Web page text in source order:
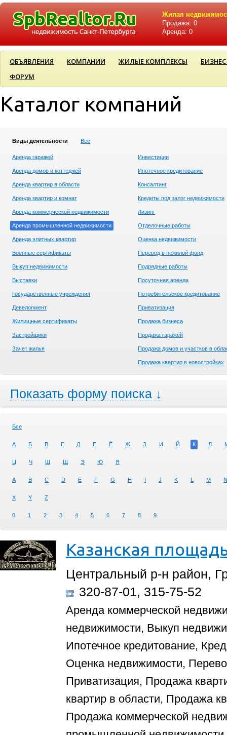
Жилая
Продажа: 0
Аренда: 0
ОБЪЯВЛЕНИЯ КОМПАНИИ ЖИЛЫЕ КОМПЛЕКСЫ
ФОРУМ
Каталог компаний
Виды деятельности Все
Аренда гаражей
Аренда домов и коттеджей
Аренда квартир в области
Аренда квартир и комнат
Аренда коммерческой недвижимости
Аренда промышленной недвижимости
Аренда элитных квартир
Военные сертификаты
Выкуп недвижимости
Выставки
Государственные учреждения
Девелопмент
Жилищные сертификаты
Застройщики
Зачет жилья
Инвестиции
Ипотечное кредитование
Консалтинг
Кредиты под залог недвижимости
Лизинг
Отделочные работы
Оценка недвижимости
Перевод в нежилой фонд
Подрядные работы
Посуточная аренда
Потребительское кредитование
Приватизация
Продажа бизнеса
Продажа гаражей
Продажа домов и участков в
Продажа квартир в новостройках
Показать форму поиска ↓
Все
А Б В Г Д Е Ё Ж З И Й К Л
Ц Ч Ш Щ Э Ю Я
A B C D E F G H I J K L M N
X Y Z
0 1 2 3 4 5 6 7 8 9
Казанская
Центральный р-н район,
320-87-01, 315-75-52
Аренда коммерческой
недвижимости, Выкуп
Ипотечное кредитование,
Оценка недвижимости,
Приватизация, Продажа
квартир в области, Продажа
Продажа коммерческой